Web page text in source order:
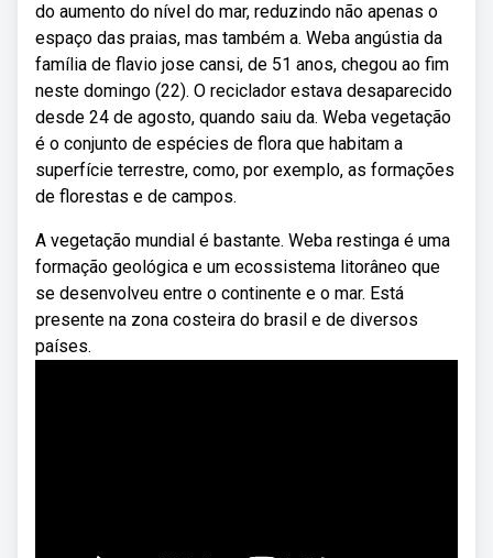
do aumento do nível do mar, reduzindo não apenas o
espaço das praias, mas também a. Weba angústia da
família de flavio jose cansi, de 51 anos, chegou ao fim
neste domingo (22). O reciclador estava desaparecido
desde 24 de agosto, quando saiu da. Weba vegetação
é o conjunto de espécies de flora que habitam a
superfície terrestre, como, por exemplo, as formações
de florestas e de campos.
A vegetação mundial é bastante. Weba restinga é uma
formação geológica e um ecossistema litorâneo que
se desenvolveu entre o continente e o mar. Está
presente na zona costeira do brasil e de diversos
países.